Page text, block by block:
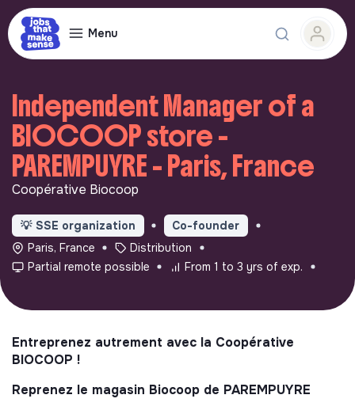
Menu
Independent Manager of a
BIOCOOP store -
PAREMPUYRE - Paris, France
Coopérative Biocoop
💡 SSE organization
Co-founder
Paris, France
Distribution
Partial remote possible
From 1 to 3 yrs of exp.
Entreprenez autrement avec la Coopérative
BIOCOOP !
Reprenez le magasin Biocoop de PAREMPUYRE